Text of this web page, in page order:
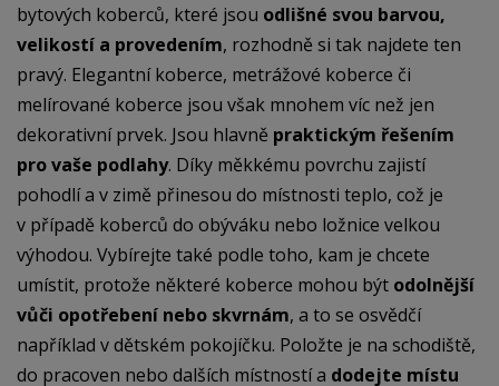
bytových koberců, které jsou odlišné svou barvou,
velikostí a provedením, rozhodně si tak najdete ten
pravý. Elegantní koberce, metrážové koberce či
melírované koberce jsou však mnohem víc než jen
dekorativní prvek. Jsou hlavně praktickým řešením
pro vaše podlahy. Díky měkkému povrchu zajistí
pohodlí a v zimě přinesou do místnosti teplo, což je
v případě koberců do obýváku nebo ložnice velkou
výhodou. Vybírejte také podle toho, kam je chcete
umístit, protože některé koberce mohou být odolnější
vůči opotřebení nebo skvrnám, a to se osvědčí
například v dětském pokojíčku. Položte je na schodiště,
do pracoven nebo dalších místností a dodejte místu